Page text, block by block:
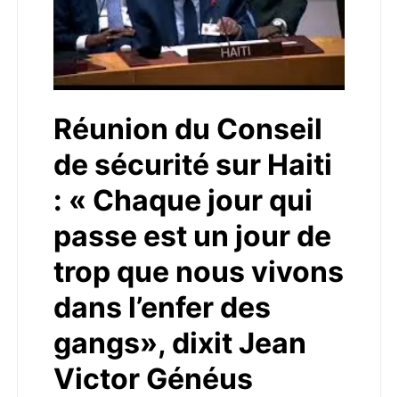
Réunion du Conseil
de sécurité sur Haiti
: « Chaque jour qui
passe est un jour de
trop que nous vivons
dans l’enfer des
gangs», dixit Jean
Victor Généus